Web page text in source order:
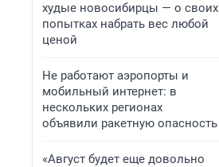
худые новосибирцы — о своих
попытках набрать вес любой
ценой
Не работают аэропорты и
мобильный интернет: в
нескольких регионах
объявили ракетную опасность
«Август будет еще довольно